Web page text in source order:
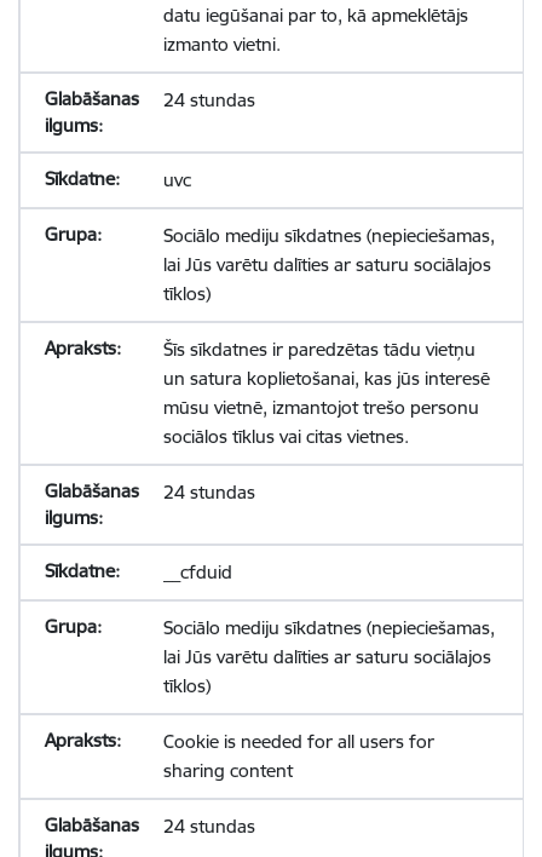
datu iegūšanai par to, kā apmeklētājs
izmanto vietni.
24 stundas
uvc
Sociālo mediju sīkdatnes (nepieciešamas,
lai Jūs varētu dalīties ar saturu sociālajos
tīklos)
Šīs sīkdatnes ir paredzētas tādu vietņu
un satura koplietošanai, kas jūs interesē
mūsu vietnē, izmantojot trešo personu
sociālos tīklus vai citas vietnes.
24 stundas
__cfduid
Sociālo mediju sīkdatnes (nepieciešamas,
lai Jūs varētu dalīties ar saturu sociālajos
tīklos)
Cookie is needed for all users for
sharing content
24 stundas